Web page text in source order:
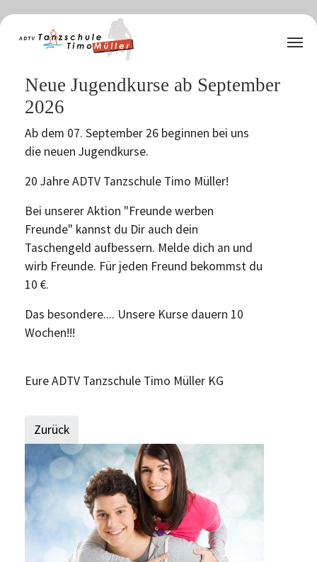
Neue Jugendkurse ab September
2026
Ab dem 07. September 26 beginnen bei uns
die neuen Jugendkurse.
20 Jahre ADTV Tanzschule Timo Müller!
Bei unserer Aktion "Freunde werben
Freunde" kannst du Dir auch dein
Taschengeld aufbessern. Melde dich an und
wirb Freunde. Für jeden Freund bekommst du
10 €.
Das besondere.... Unsere Kurse dauern 10
Wochen!!!
Eure ADTV Tanzschule Timo Müller KG
Zurück